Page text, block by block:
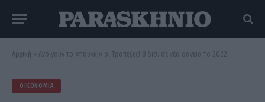
Αρχική » Ανοίγουν το «πουγκί» οι Τράπεζες! 8 δισ. σε νέα δάνεια το 2022
ΟΙΚΟΝΟΜΊΑ